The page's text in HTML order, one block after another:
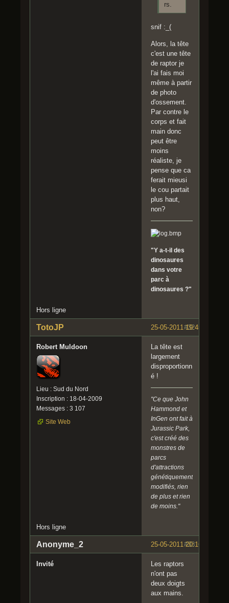
rs.
snif :_(
Alors, la tête
c'est une tête
de raptor je
l'ai fais moi
même à partir
de photo
d'ossement.
Par contre le
corps et fait
main donc
peut être
moins
réaliste, je
pense que ca
ferait mieusi
le cou partait
plus haut,
non?
"Y a-t-il des
dinosaures
dans votre
parc à
dinosaures ?"
Hors ligne
#32
25-05-2011 19:45:21
TotoJP
Robert Muldoon
Lieu : Sud du Nord
Inscription : 18-04-2009
Messages : 3 107
Site Web
La tête est
largement
disproportionn
é !
"Ce que John
Hammond et
InGen ont fait à
Jurassic Park,
c'est créé des
monstres de
parcs
d'attractions
génétiquement
modifiés, rien
de plus et rien
de moins."
Hors ligne
#33
25-05-2011 20:16:57
Anonyme_2
Invité
Les raptors
n'ont pas
deux doigts
aux mains.